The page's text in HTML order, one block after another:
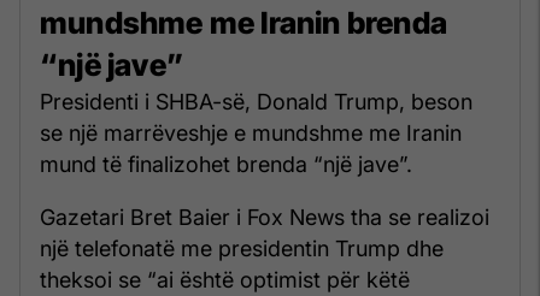
mundshme me Iranin brenda
“një jave”
Presidenti i SHBA-së, Donald Trump, beson
se një marrëveshje e mundshme me Iranin
mund të finalizohet brenda “një jave”.
Gazetari Bret Baier i Fox News tha se realizoi
një telefonatë me presidentin Trump dhe
theksoi se “ai është optimist për këtë